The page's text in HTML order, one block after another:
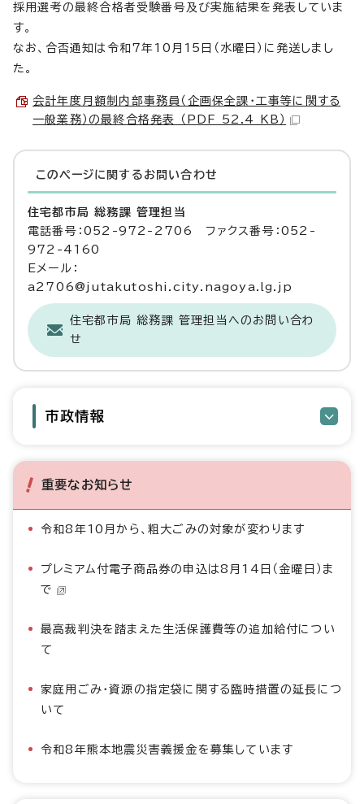
採用選考の最終合格者受験番号及び実施結果を発表していま
す。
なお、合否通知は令和7年10月15日（水曜日）に発送しまし
た。
会計年度月額制内部事務員（企画保全課・工事等に関する
一般業務）の最終合格発表 （PDF 52.4 KB）
このページに関する お問い合わせ
住宅都市局 総務課 管理担当
電話番号：052-972-2706 ファクス番号：052-
972-4160
Eメール：
a2706@jutakutoshi.city.nagoya.lg.jp
住宅都市局 総務課 管理担当へのお問い合わ
せ
市政情報
重要なお知らせ
令和8年10月から、粗大ごみの対象が変わります
プレミアム付電子商品券の申込は8月14日（金曜日）ま
で
最高裁判決を踏まえた生活保護費等の追加給付につい
て
家庭用ごみ・資源の指定袋に関する臨時措置の延長につ
いて
令和8年熊本地震災害義援金を募集しています